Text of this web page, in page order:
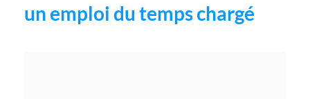
un emploi du temps chargé